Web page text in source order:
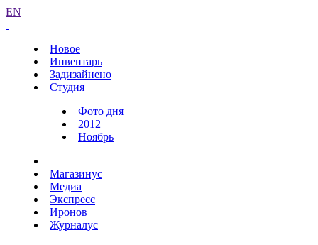
EN
Новое
Инвентарь
Задизайнено
Студия
Фото дня
2012
Ноябрь
Магазинус
Медиа
Экспресс
Иронов
Журналус